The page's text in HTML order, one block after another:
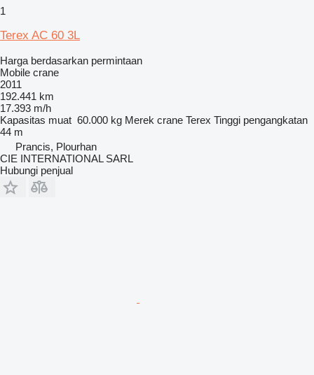
1
Terex AC 60 3L
Harga berdasarkan permintaan
Mobile crane
2011
192.441 km
17.393 m/h
Kapasitas muat 60.000 kg Merek crane Terex Tinggi pengangkatan
44 m
Prancis, Plourhan
CIE INTERNATIONAL SARL
Hubungi penjual